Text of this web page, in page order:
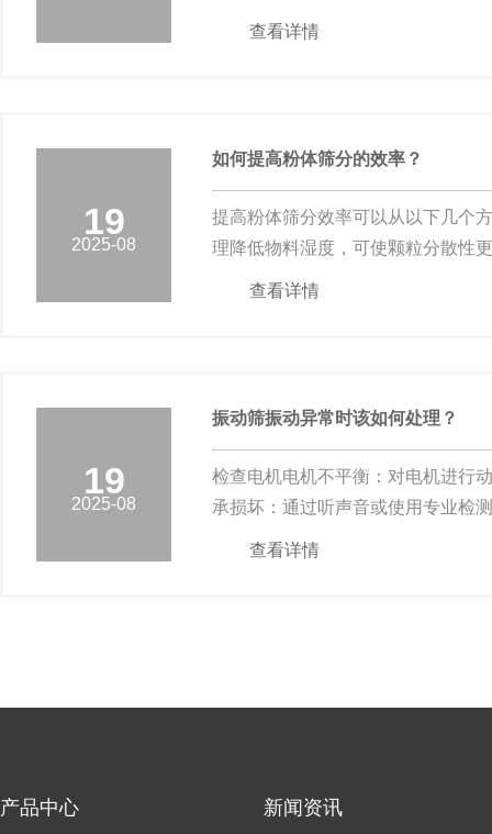
查看详情
19
2025-08
如何提高粉体筛分的效率？
提高粉体筛分效率可以从以下几个
理降低物料湿度，可使颗粒分散性
查看详情
19
2025-08
振动筛振动异常时该如何处理？
检查电机电机不平衡：对电机进行
承损坏：通过听声音或使用专业检
查看详情
产品中心 新闻资讯